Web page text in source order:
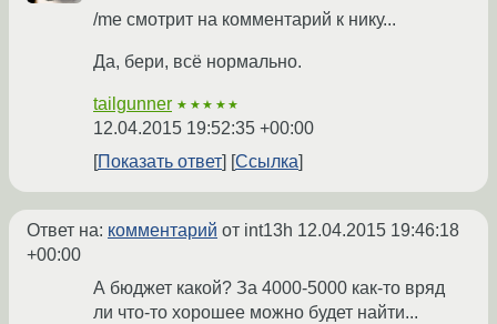
/me смотрит на комментарий к нику...
Да, бери, всё нормально.
tailgunner ★★★★★
12.04.2015 19:52:35 +00:00
Показать ответ
Ссылка
Ответ на: комментарий от int13h 12.04.2015 19:46:18
+00:00
А бюджет какой? За 4000-5000 как-то вряд
ли что-то хорошее можно будет найти...